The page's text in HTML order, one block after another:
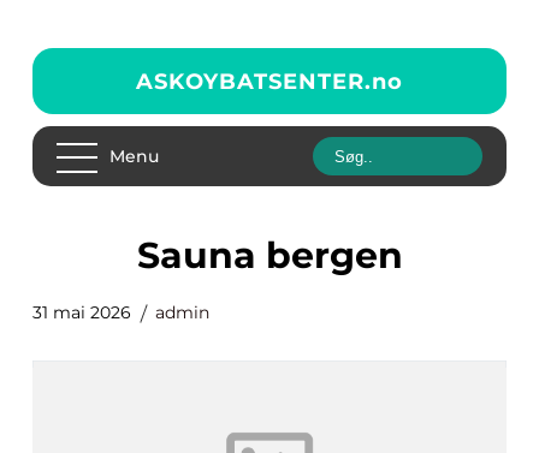
ASKOYBATSENTER.no
Menu
sauna bergen
31 mai 2026 admin